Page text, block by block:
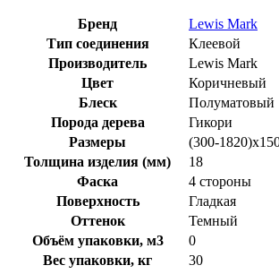
Бренд
Lewis Mark
Тип соединения
Клеевой
Производитель
Lewis Mark
Цвет
Коричневый
Блеск
Полуматовый
Порода дерева
Гикори
Размеры
(300-
Толщина изделия (мм)
18
Фаска
4 стороны
Поверхность
Гладкая
Оттенок
Темный
Объём упаковки, м3
0
Вес упаковки, кг
30